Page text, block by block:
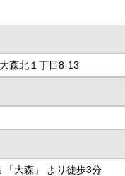
森北１丁目8-13
「大森」 より徒歩3分